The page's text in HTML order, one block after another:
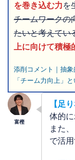
を巻き込む力を
チームワークの
たいと考えてい
上に向けて積極
添削コメント｜抽象
「チーム力向上」
【足
体的
また
で活